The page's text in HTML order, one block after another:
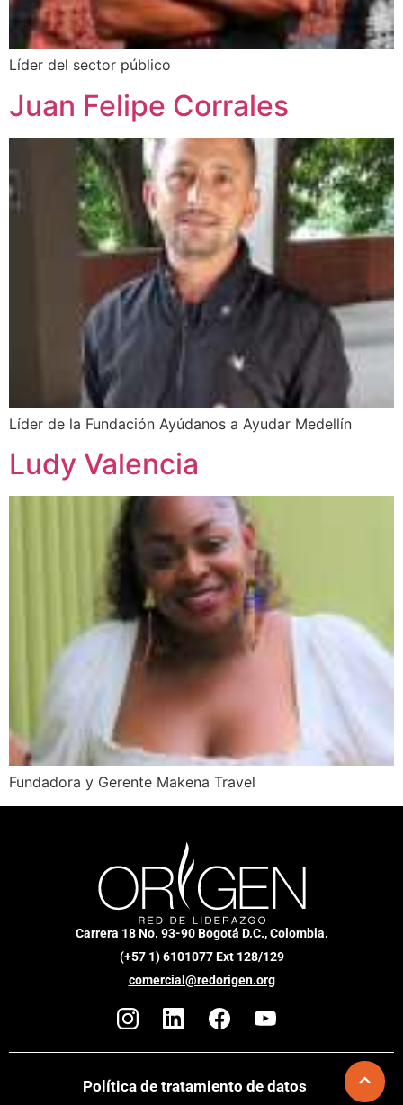
Líder del sector público
Juan Felipe Corrales
Líder de la Fundación Ayúdanos a Ayudar Medellín
Ludy Valencia
Fundadora y Gerente Makena Travel
Carrera 18 No. 93-90 Bogotá D.C., Colombia.
(+57 1) 6101077 Ext 128/129
comercial@redorigen.org
Política de tratamiento de datos